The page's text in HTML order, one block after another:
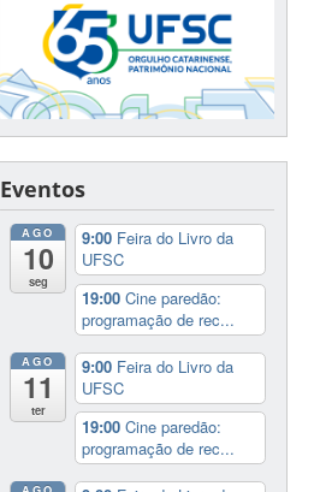
Eventos
AGO
10
seg
9:00 Feira do Livro da
UFSC
19:00Cine paredão:
programação de rec...
AGO
11
ter
9:00 Feira do Livro da
UFSC
19:00Cine paredão:
programação de rec...